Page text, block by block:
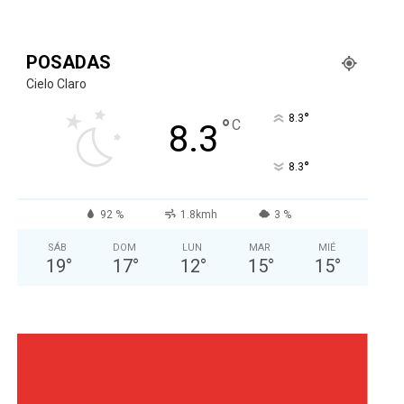
POSADAS
Cielo Claro
8.3 °C 8.3°
8.3°
92 % 1.8kmh 3 %
SÁB
19°
DOM
17°
LUN
12°
MAR
15°
MIÉ
15°